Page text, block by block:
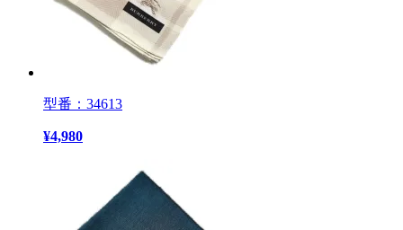
型番：34613
¥4,980